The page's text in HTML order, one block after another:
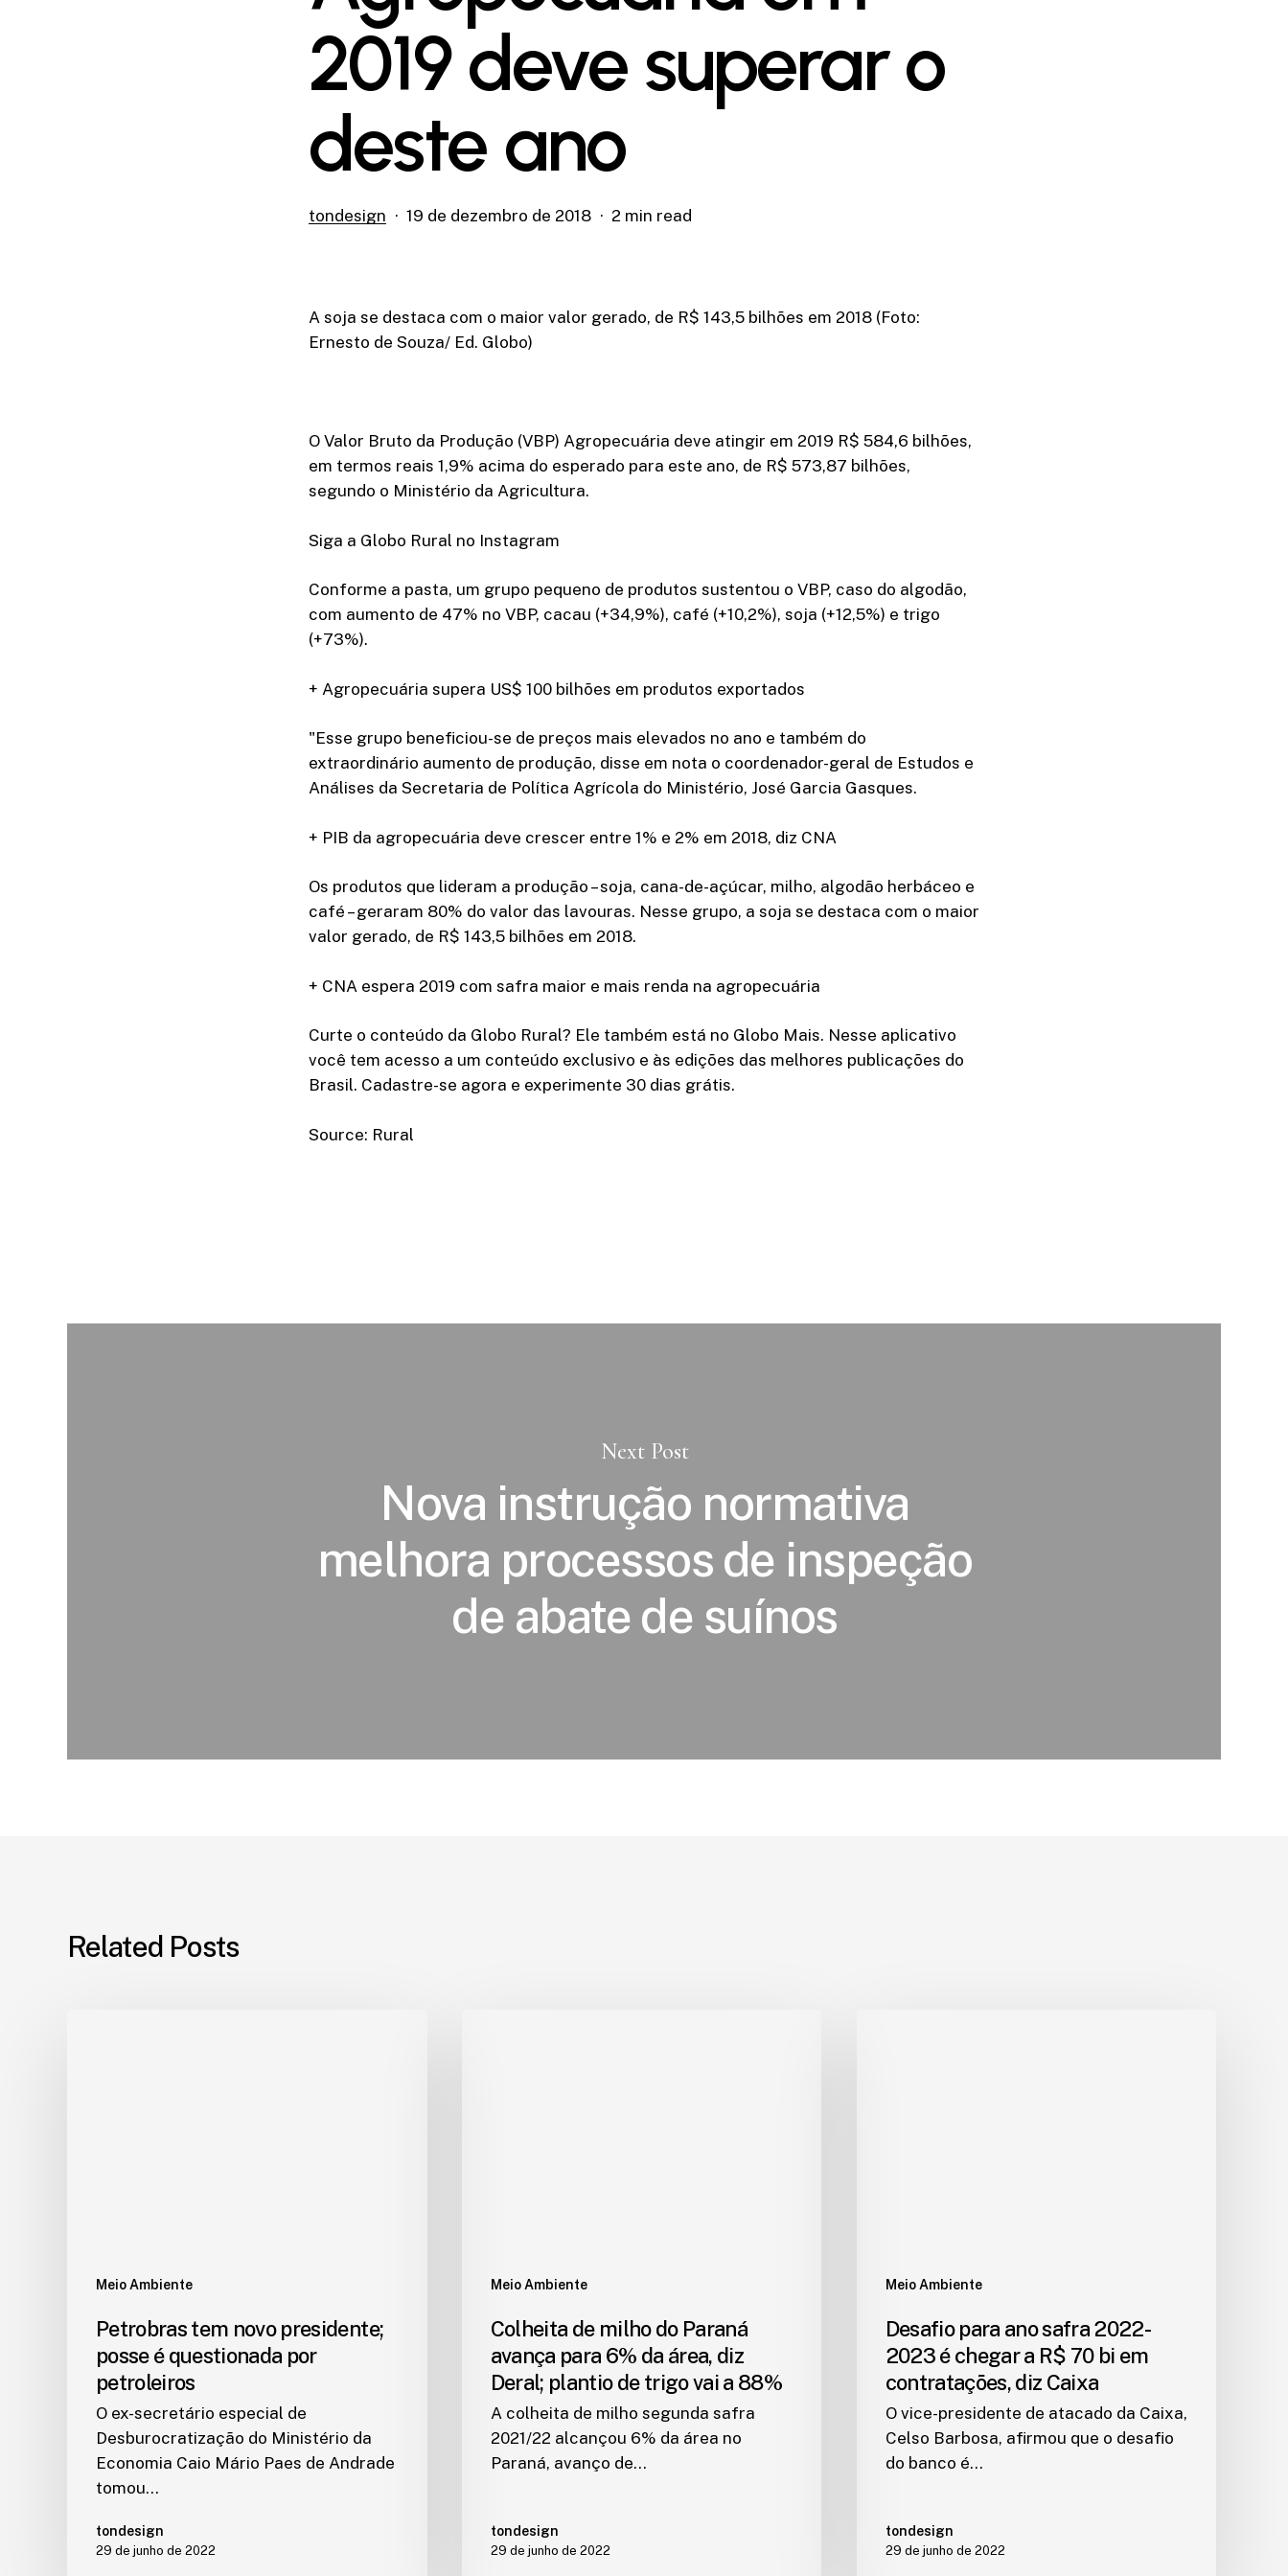
2019 deve superar o
deste ano
tondesign 19 de dezembro de 2018 2 min read
A soja se destaca com o maior valor gerado, de R$ 143,5 bilhões em 2018 (Foto:
Ernesto de Souza/ Ed. Globo)
O Valor Bruto da Produção (VBP) Agropecuária deve atingir em 2019 R$ 584,6 bilhões,
em termos reais 1,9% acima do esperado para este ano, de R$ 573,87 bilhões,
segundo o Ministério da Agricultura.
Siga a Globo Rural no Instagram
Conforme a pasta, um grupo pequeno de produtos sustentou o VBP, caso do algodão,
com aumento de 47% no VBP, cacau (+34,9%), café (+10,2%), soja (+12,5%) e trigo
(+73%).
+ Agropecuária supera US$ 100 bilhões em produtos exportados
"Esse grupo beneficiou-se de preços mais elevados no ano e também do
extraordinário aumento de produção, disse em nota o coordenador-geral de Estudos e
Análises da Secretaria de Política Agrícola do Ministério, José Garcia Gasques.
+ PIB da agropecuária deve crescer entre 1% e 2% em 2018, diz CNA
Os produtos que lideram a produção – soja, cana-de-açúcar, milho, algodão herbáceo e
café – geraram 80% do valor das lavouras. Nesse grupo, a soja se destaca com o maior
valor gerado, de R$ 143,5 bilhões em 2018.
+ CNA espera 2019 com safra maior e mais renda na agropecuária
Curte o conteúdo da Globo Rural? Ele também está no Globo Mais. Nesse aplicativo
você tem acesso a um conteúdo exclusivo e às edições das melhores publicações do
Brasil. Cadastre-se agora e experimente 30 dias grátis.
Source: Rural
Next Post
Nova instrução normativa
melhora processos de inspeção
de abate de suínos
Related Posts
Meio Ambiente
Petrobras tem novo presidente;
posse é questionada por
petroleiros
O ex-secretário especial de
Desburocratização do Ministério da
Economia Caio Mário Paes de Andrade
tomou…
tondesign
29 de junho de 2022
Meio Ambiente
Colheita de milho do Paraná
avança para 6% da área, diz
Deral; plantio de trigo vai a 88%
A colheita de milho segunda safra
2021/22 alcançou 6% da área no
Paraná, avanço de…
tondesign
29 de junho de 2022
Meio Ambiente
Desafio para ano safra 2022-
2023 é chegar a R$ 70 bi em
contratações, diz Caixa
O vice-presidente de atacado da Caixa,
Celso Barbosa, afirmou que o desafio
do banco é…
tondesign
29 de junho de 2022